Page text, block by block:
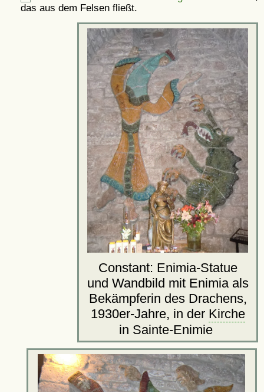
das aus dem Felsen fließt.
Constant: Enimia-Statue
und Wandbild mit Enimia als
Bekämpferin des Drachens,
1930er-Jahre, in der Kirche
in Sainte-Enimie